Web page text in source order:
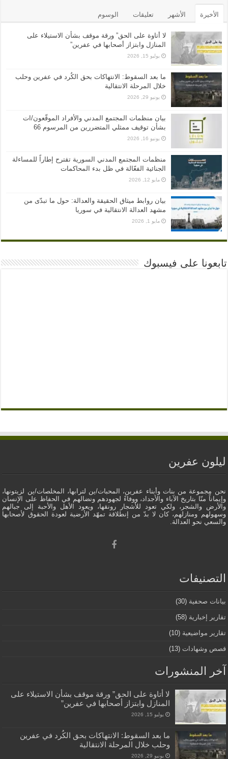
الأخيرة الأشهر تعليقات الوسوم
لا أتاوة على الحق” ورقة موقف بشأن الاستيلاء على
المنازل وابتزاز أصحابها في عفرين”
يوليو 15, 2026
ما بعد السقوط: الانتهاكات بحق الكُرد في عفرين وحلب
خلال المرحلة الانتقالية
يونيو 29, 2026
بيان منظمات المجتمع المدني والأفراد الموقّعون/ات
بشأن توقيف ممثلي المتضررين من المرسوم 66
يونيو 16, 2026
منظمات المجتمع المدني السورية تقترح إطاراً للمساءلة
الجنائية الفعّالة في ظل بدء المحاكمات
مايو 12, 2026
بيان روابط ميثاق الحقيقة والعدالة: حول ما تبدّى من
مشهد العدالة الانتقالية في سوريا
مايو 1, 2026
تابعونا على فيسبوك
ليلون عفرين
نحن مجموعة من بنات وأبناء عفرين، المحبات/ين لترابها، المخلصات/ين لزيتونها،
وإيماناً منّا بتاريخ الآباء والأجداد، ووفاءً لجهودهم ونضالهم في الحفاظ على الإنسان
والأرض والشجر، ولكي تعود للأشجار رونقها، ويعود الأهل والأحبة إلى جبالهم
وسهولهم ومنازلهم، كان لا بدّ من إنطلاقة تمهّد الأرضية لعودة الحقوق لأصحابها
والسعي نحو العدالة.
التصنيفات
بيانات صحفية (30)
تقارير إخبارية (58)
تقارير مواضيعية (10)
قصص وشهادات (13)
آخر المنشورات
لا أتاوة على الحق” ورقة موقف بشأن الاستيلاء على
المنازل وابتزاز أصحابها في عفرين”
يوليو 15, 2026
ما بعد السقوط: الانتهاكات بحق الكُرد في عفرين
وحلب خلال المرحلة الانتقالية
يونيو 29, 2026